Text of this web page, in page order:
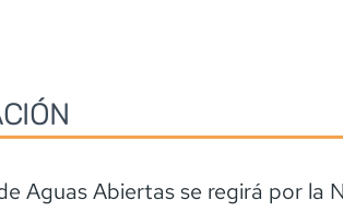
Aguas Abiertas se regirá por la